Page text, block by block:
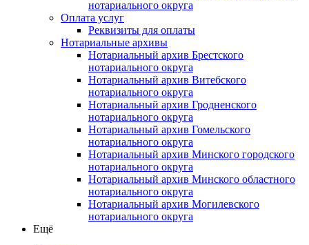
нотариального округа
Оплата услуг
Реквизиты для оплаты
Нотариальные архивы
Нотариальный архив Брестского
нотариального округа
Нотариальный архив Витебского
нотариального округа
Нотариальный архив Гродненского
нотариального округа
Нотариальный архив Гомельского
нотариального округа
Нотариальный архив Минского городского
нотариального округа
Нотариальный архив Минского областного
нотариального округа
Нотариальный архив Могилевского
нотариального округа
Ещё